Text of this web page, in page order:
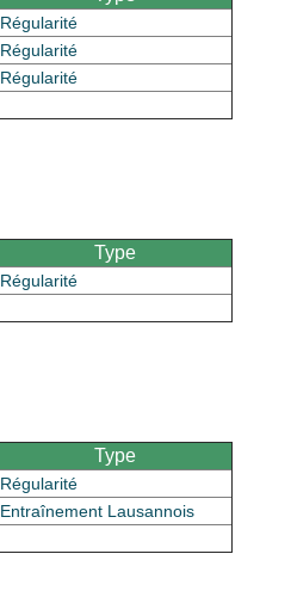
Régularité
Régularité
Régularité
Type
Régularité
Type
Régularité
Entraînement Lausannois